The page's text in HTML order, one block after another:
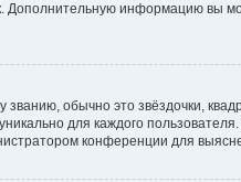
Дополнительную информацию вы
обычно это звёздочки,
для каждого
конференции для